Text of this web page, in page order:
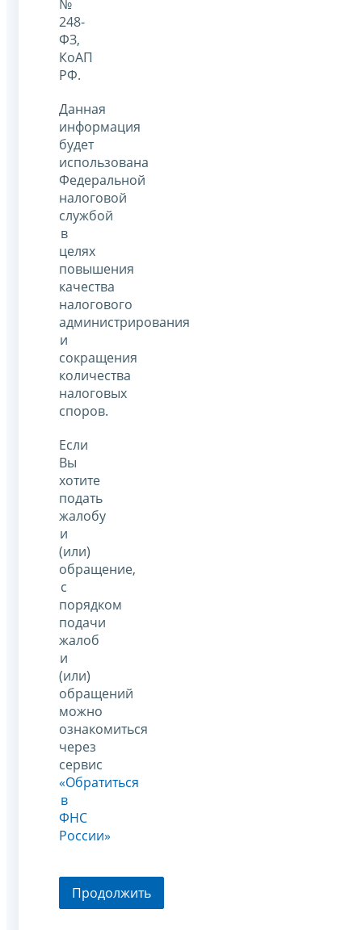
№
248-
ФЗ,
КоАП
РФ.
Данная
информация
будет
использована
Федеральной
налоговой
службой
в
целях
повышения
качества
налогового
администрирования
и
сокращения
количества
налоговых
споров.
Если
Вы
хотите
подать
жалобу
и
(или)
обращение,
с
порядком
подачи
жалоб
и
(или)
обращений
можно
ознакомиться
через
сервис
«Обратиться
в
ФНС
России»
Продолжить